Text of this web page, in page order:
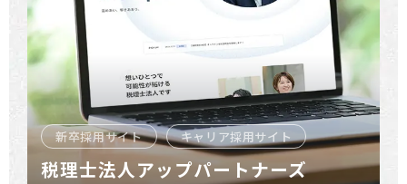
新卒採用サイト キャリア採用サイト
税理士法人アップパートナーズ